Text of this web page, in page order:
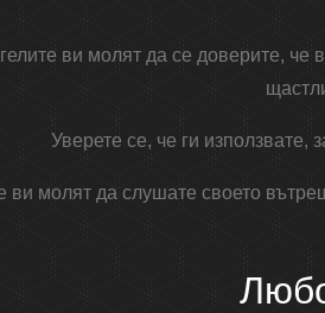
ви молят да се доверите, че
Уверете се, че ги
ви молят да слушате своето